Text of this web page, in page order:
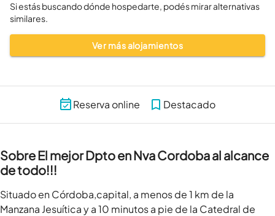
Si estás buscando dónde hospedarte, podés mirar alternativas
similares.
Ver más alojamientos
Reserva online Destacado
Sobre El mejor Dpto en Nva Cordoba al alcance
de todo!!!
Situado en Córdoba,capital, a menos de 1 km de la
Manzana Jesuítica y a 10 minutos a pie de la Catedral de